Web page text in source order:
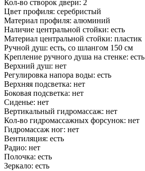
Кол-во створок двери: 2
Цвет профиля: серебристый
Материал профиля: алюминий
Наличие центральной стойки: есть
Материал центральной стойки: пластик
Ручной душ: есть, со шлангом 150 см
Крепление ручного душа на стенке: есть
Верхний душ: нет
Регулировка напора воды: есть
Верхняя подсветка: нет
Боковая подсветка: нет
Сиденье: нет
Вертикальный гидромассаж: нет
Кол-во гидромассажных форсунок: нет
Гидромассаж ног: нет
Вентиляция: есть
Радио: нет
Полочка: есть
Зеркало: есть